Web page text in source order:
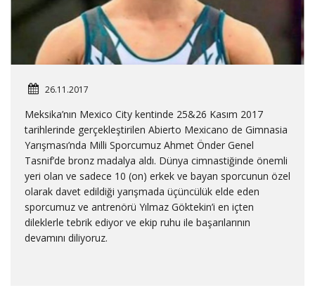
26.11.2017
Meksika’nın Mexico City kentinde 25&26 Kasım 2017
tarihlerinde gerçekleştirilen Abierto Mexicano de Gimnasia
Yarışması’nda Milli Sporcumuz Ahmet Önder Genel
Tasnif’de bronz madalya aldı. Dünya cimnastiğinde önemli
yeri olan ve sadece 10 (on) erkek ve bayan sporcunun özel
olarak davet edildiği yarışmada üçüncülük elde eden
sporcumuz ve antrenörü Yılmaz Göktekin’i en içten
dileklerle tebrik ediyor ve ekip ruhu ile başarılarının
devamını diliyoruz.